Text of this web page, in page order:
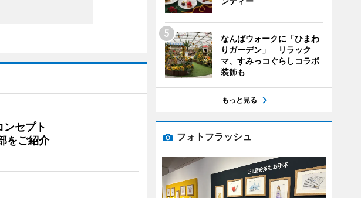
ンセプト
をご紹介
なんばウォークに「ひまわ
りガーデン」 リラック
マ、すみっコぐらしコラボ
装飾も
もっと見る
フォトフラッシュ